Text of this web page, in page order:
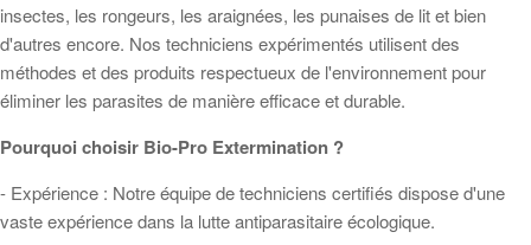
insectes, les rongeurs, les araignées, les punaises de lit et bien
d'autres encore. Nos techniciens expérimentés utilisent des
méthodes et des produits respectueux de l'environnement pour
éliminer les parasites de manière efficace et durable.
Pourquoi choisir Bio-Pro Extermination ?
- Expérience : Notre équipe de techniciens certifiés dispose d'une
vaste expérience dans la lutte antiparasitaire écologique.